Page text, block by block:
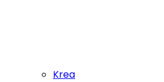
Krea